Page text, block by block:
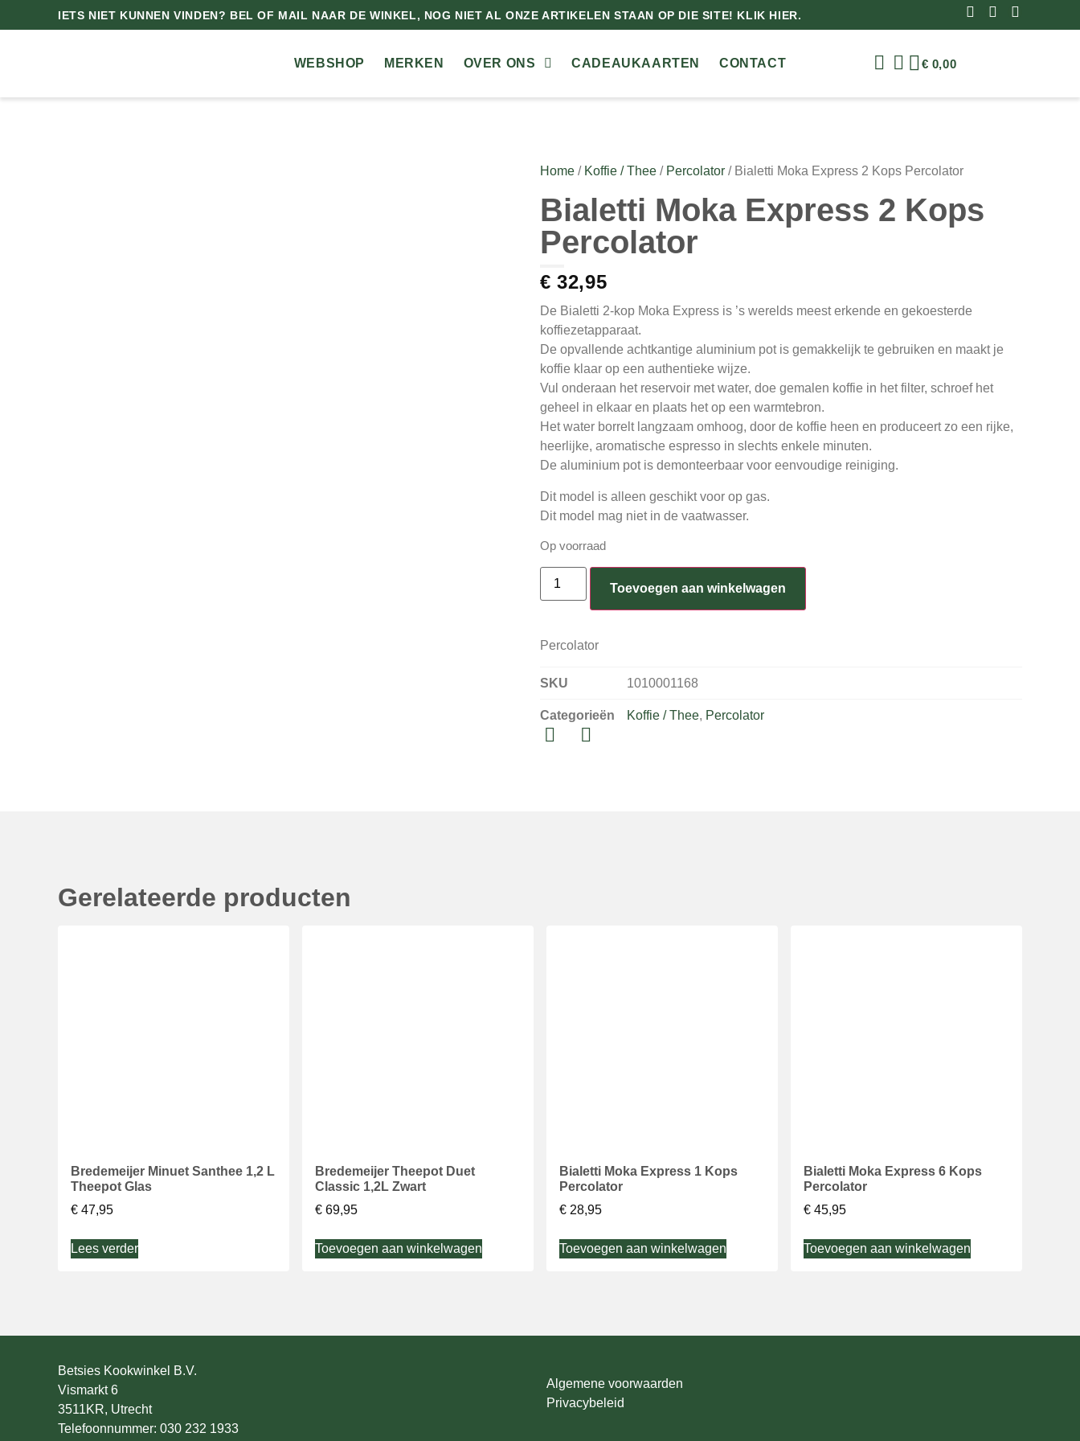
IETS NIET KUNNEN VINDEN? BEL OF MAIL NAAR DE WINKEL, NOG NIET AL ONZE ARTIKELEN STAAN OP DIE SITE! KLIK HIER.
WEBSHOP MERKEN OVER ONS CADEAUKAARTEN CONTACT € 0,00
Home / Koffie / Thee / Percolator / Bialetti Moka Express 2 Kops Percolator
Bialetti Moka Express 2 Kops
Percolator
€ 32,95
De Bialetti 2-kop Moka Express is ’s werelds meest erkende en gekoesterde
koffiezetapparaat.
De opvallende achtkantige aluminium pot is gemakkelijk te gebruiken en maakt je
koffie klaar op een authentieke wijze.
Vul onderaan het reservoir met water, doe gemalen koffie in het filter, schroef het
geheel in elkaar en plaats het op een warmtebron.
Het water borrelt langzaam omhoog, door de koffie heen en produceert zo een rijke,
heerlijke, aromatische espresso in slechts enkele minuten.
De aluminium pot is demonteerbaar voor eenvoudige reiniging.
Dit model is alleen geschikt voor op gas.
Dit model mag niet in de vaatwasser.
Op voorraad
Toevoegen aan winkelwagen
Percolator
SKU 1010001168
Categorieën Koffie / Thee, Percolator
Gerelateerde producten
Bredemeijer Minuet Santhee 1,2 L
Theepot Glas
€ 47,95
Lees verder
Bredemeijer Theepot Duet
Classic 1,2L Zwart
€ 69,95
Toevoegen aan winkelwagen
Bialetti Moka Express 1 Kops
Percolator
€ 28,95
Toevoegen aan winkelwagen
Bialetti Moka Express 6 Kops
Percolator
€ 45,95
Toevoegen aan winkelwagen
Betsies Kookwinkel B.V.
Vismarkt 6
3511KR, Utrecht
Telefoonnummer: 030 232 1933
Algemene voorwaarden
Privacybeleid